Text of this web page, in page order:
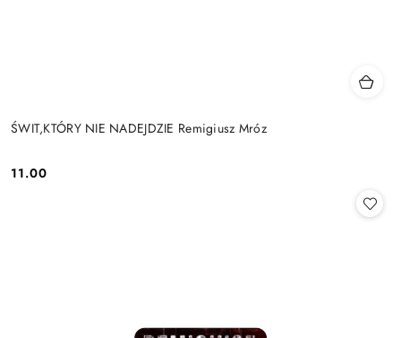
ŚWIT,KTÓRY NIE NADEJDZIE Remigiusz Mróz
Cena:
11.00